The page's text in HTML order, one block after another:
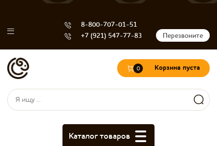
8-800-707-01-51
+7 (921) 547-77-83
Перезвоните
Форма поиска
Поиск
0 Корзина пуста
Каталог товаров